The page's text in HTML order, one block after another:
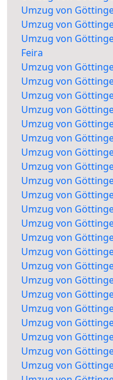
Umzug von
Umzug von
Umzug von
Feira
Umzug von
Umzug von
Umzug von
Umzug von
Umzug von
Umzug von
Umzug von
Umzug von
Umzug von
Umzug von
Umzug von
Umzug von
Umzug von
Umzug von
Umzug von
Umzug von
Umzug von
Umzug von
Umzug von
Umzug von
Umzug von
Umzug von